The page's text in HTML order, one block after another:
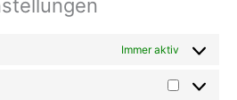
Immer aktiv